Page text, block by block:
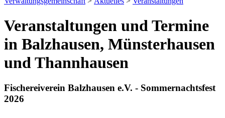
Veranstaltungen und Termine
in Balzhausen, Münsterhausen
und Thannhausen
Fischereiverein Balzhausen e.V. - Sommernachtsfest
2026